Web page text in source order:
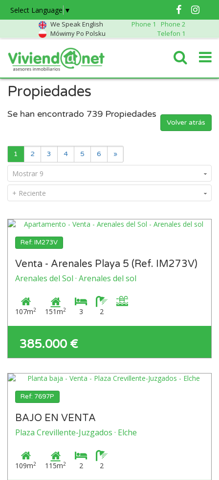
Select Language ▼
We Speak English Phone 1
Phone 2
Mówimy Po Polsku
Telefon 1
Propiedades
Se han encontrado 739 Propiedades
Volver atrás
1 2 3 4 5 6 »
Mostrar 9
+ Reciente
Ref: IM273V
Venta - Arenales Playa 5 (Ref. IM273V)
Arenales del Sol · Arenales del sol
107m2 151m2 3 2
385.000 €
Ref: 7697P
BAJO EN VENTA
Plaza Crevillente-Juzgados · Elche
109m2 115m2 2 2